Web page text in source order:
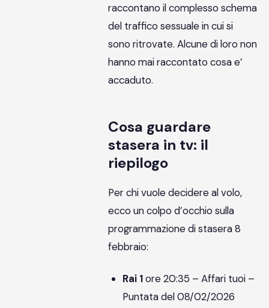
raccontano il complesso schema
del traffico sessuale in cui si
sono ritrovate. Alcune di loro non
hanno mai raccontato cosa e’
accaduto.
Cosa guardare
stasera in tv: il
riepilogo
Per chi vuole decidere al volo,
ecco un colpo d’occhio sulla
programmazione di stasera 8
febbraio:
Rai 1ore 20:35 – Affari tuoi –
Puntata del 08/02/2026